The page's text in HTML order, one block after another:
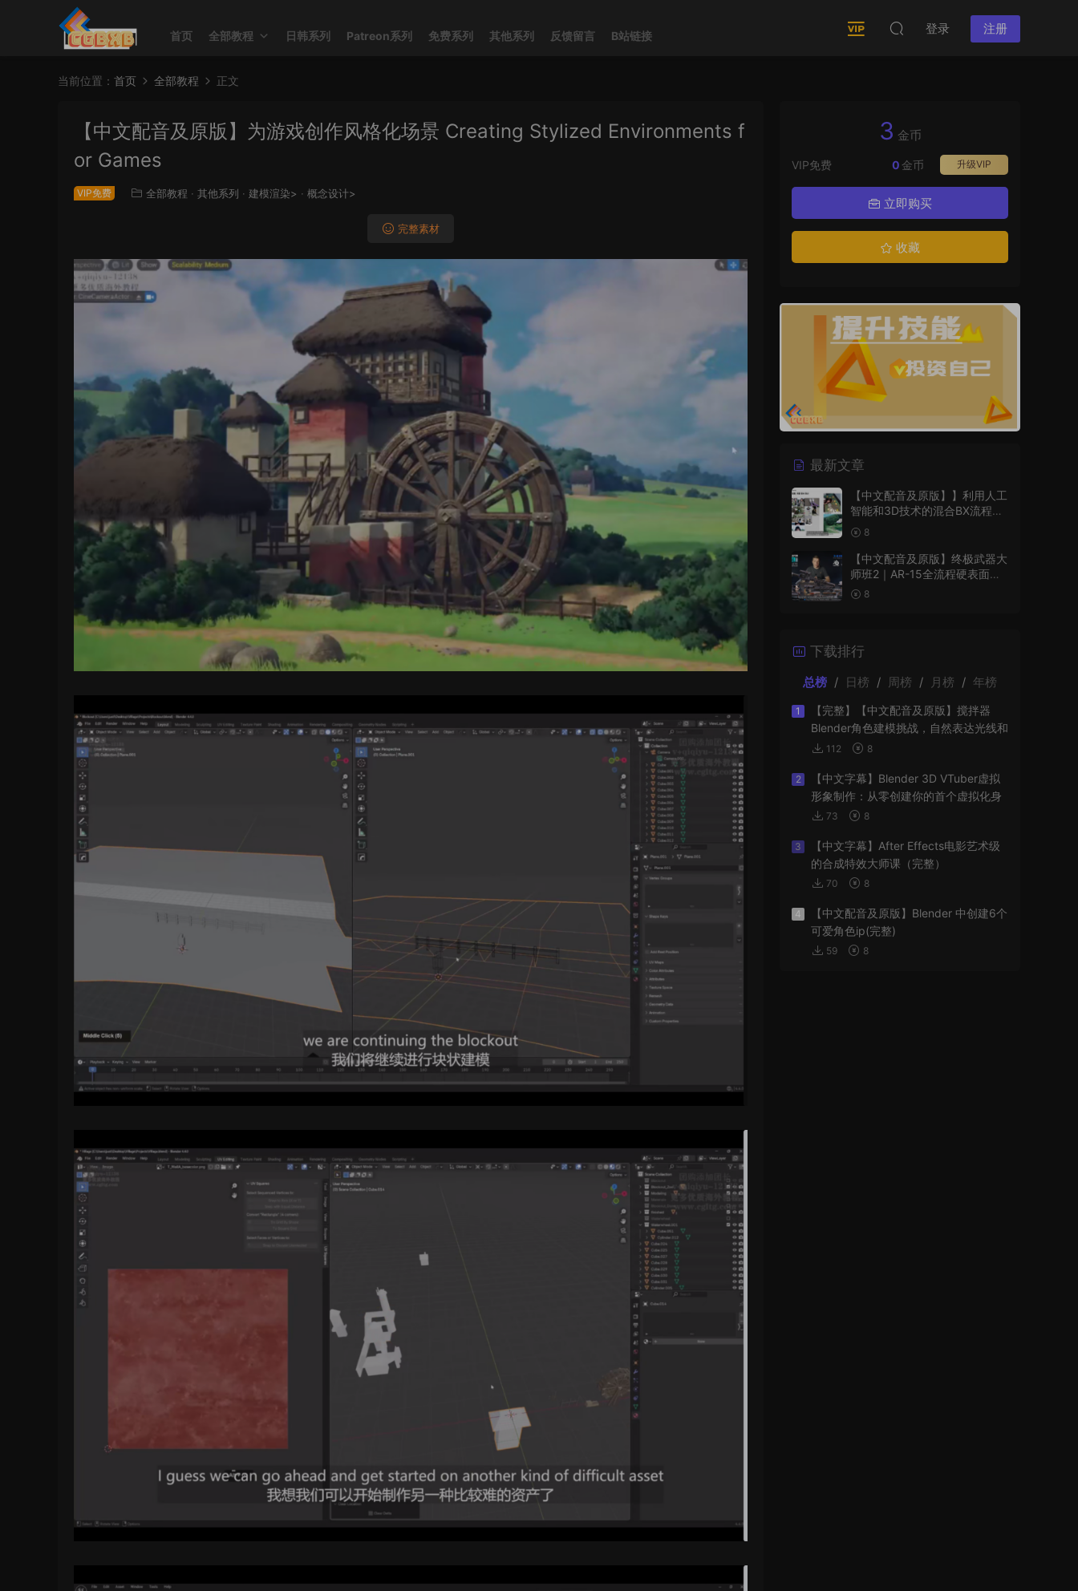
首页 全部教程 日韩系列 Patreon系列 免费系列 其他系列 反馈留言 B站链接 登录 注册
当前位置： 首页 全部教程 正文
【中文配音及原版】为游戏创作风格化场景 Creating Stylized Environments f
or Games
VIP免费 全部教程 · 其他系列 · 建模渲染> · 概念设计>
完整素材
3 金币
VIP免费 升级VIP
0 金币
立即购买
收藏
最新文章
【中文配音及原版】】利用人工
智能和3D技术的混合BX流程和
品牌艺术设计
8
【中文配音及原版】终极武器大
师班2｜AR-15全流程硬表面王
者课（中文语音版+中文字幕版
8
下载排行
总榜 / 日榜 / 周榜 / 月榜 / 年榜
1
【完整】【中文配音及原版】搅拌器
Blender角色建模挑战，自然表达光线和
阴影112 8
2
【中文字幕】Blender 3D VTuber虚拟
形象制作：从零创建你的首个虚拟化身
73 8
3
【中文字幕】After Effects电影艺术级
的合成特效大师课（完整）
70 8
4
【中文配音及原版】Blender 中创建6个
可爱角色ip(完整)
59 8